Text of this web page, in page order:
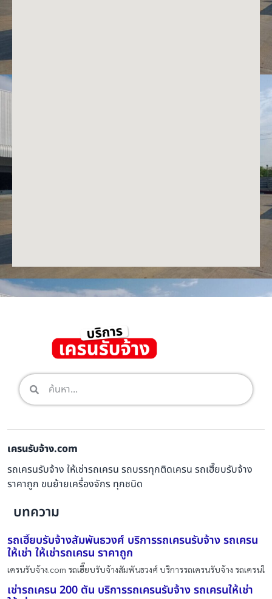
เครนรับจ้าง.com
รถเครนรับจ้าง ให้เช่ารถเครน รถบรรทุกติดเครน รถเฮี๊ยบรับจ้าง
ราคาถูก ขนย้ายเครื่องจักร ทุกชนิด
บทความ
รถเฮี๊ยบรับจ้างสัมพันธวงศ์ บริการรถเครนรับจ้าง รถเครน
ให้เช่า ให้เช่ารถเครน ราคาถูก
เครนรับจ้าง.com รถเฮี๊ยบรับจ้างสัมพันธวงศ์ บริการรถเครนรับจ้าง รถเครนใ
เช่ารถเครน 200 ตัน บริการรถเครนรับจ้าง รถเครนให้เช่า